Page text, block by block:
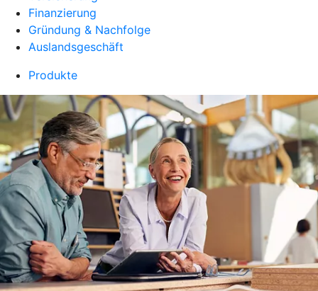
Finanzierung
Gründung & Nachfolge
Auslandsgeschäft
Produkte